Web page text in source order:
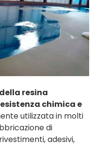
resina
chimica e
utilizzata in molti
di
adesivi,